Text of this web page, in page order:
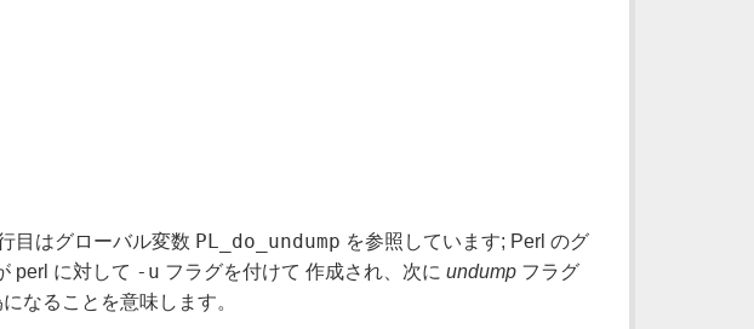
目はグローバル変数 PL_do_undump を参照しています; Perl のグ
perl に対して -u フラグを付けて 作成され、次に undumpフラグ
なることを意味します。